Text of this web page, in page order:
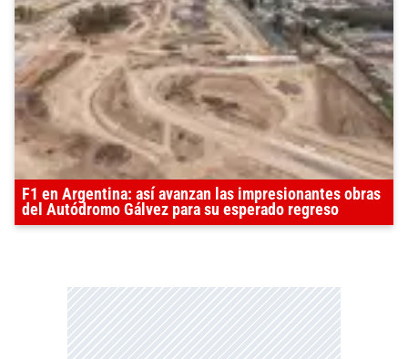
F1 en Argentina: así avanzan las impresionantes obras
del Autódromo Gálvez para su esperado regreso